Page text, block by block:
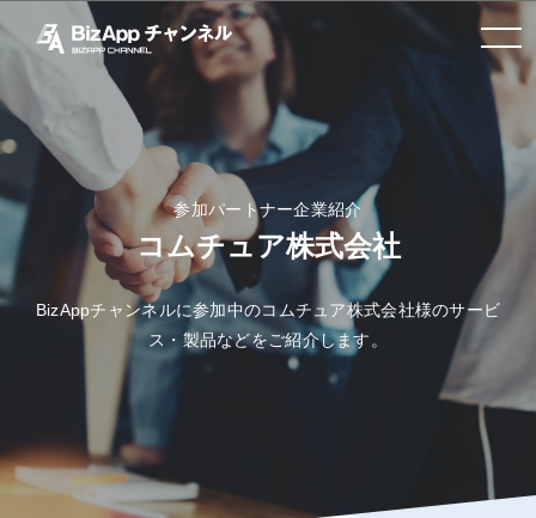
toggle
navigation
参加パートナー企業紹介
コムチュア株式会社
BizAppチャンネルに参加中のコムチュア株式会社様のサービ
ス・製品などをご紹介します。